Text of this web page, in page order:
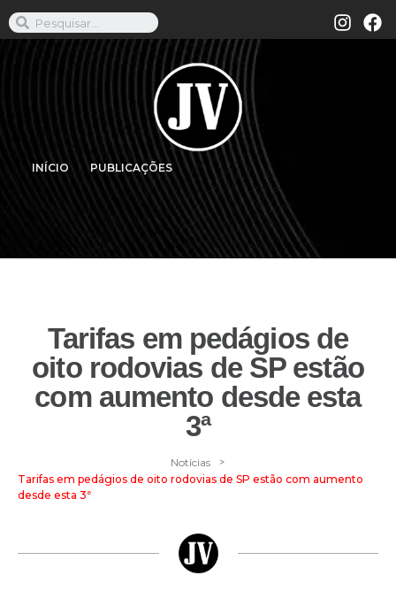
INÍCIO PUBLICAÇÕES
Tarifas em pedágios de
oito rodovias de SP estão
com aumento desde esta
3ª
Notícias >
Tarifas em pedágios de oito rodovias de SP estão com aumento
desde esta 3ª